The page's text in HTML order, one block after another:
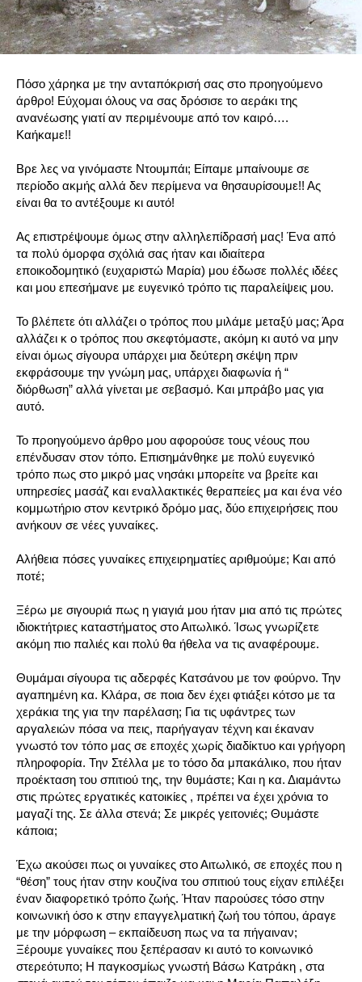
Πόσο χάρηκα με την ανταπόκρισή σας στο προηγούμενο
άρθρο! Εύχομαι όλους να σας δρόσισε το αεράκι της
ανανέωσης γιατί αν περιμένουμε από τον καιρό….
Καήκαμε!!
Βρε λες να γινόμαστε Ντουμπάι; Είπαμε μπαίνουμε σε
περίοδο ακμής αλλά δεν περίμενα να θησαυρίσουμε!! Ας
είναι θα το αντέξουμε κι αυτό!
Ας επιστρέψουμε όμως στην αλληλεπίδρασή μας! Ένα από
τα πολύ όμορφα σχόλιά σας ήταν και ιδιαίτερα
εποικοδομητικό (ευχαριστώ Μαρία) μου έδωσε πολλές ιδέες
και μου επεσήμανε με ευγενικό τρόπο τις παραλείψεις μου.
Το βλέπετε ότι αλλάζει ο τρόπος που μιλάμε μεταξύ μας; Άρα
αλλάζει κ ο τρόπος που σκεφτόμαστε, ακόμη κι αυτό να μην
είναι όμως σίγουρα υπάρχει μια δεύτερη σκέψη πριν
εκφράσουμε την γνώμη μας, υπάρχει διαφωνία ή “
διόρθωση” αλλά γίνεται με σεβασμό. Και μπράβο μας για
αυτό.
Το προηγούμενο άρθρο μου αφορούσε τους νέους που
επένδυσαν στον τόπο. Επισημάνθηκε με πολύ ευγενικό
τρόπο πως στο μικρό μας νησάκι μπορείτε να βρείτε και
υπηρεσίες μασάζ και εναλλακτικές θεραπείες μα και ένα νέο
κομμωτήριο στον κεντρικό δρόμο μας, δύο επιχειρήσεις που
ανήκουν σε νέες γυναίκες.
Αλήθεια πόσες γυναίκες επιχειρηματίες αριθμούμε; Και από
ποτέ;
Ξέρω με σιγουριά πως η γιαγιά μου ήταν μια από τις πρώτες
ιδιοκτήτριες καταστήματος στο Αιτωλικό. Ίσως γνωρίζετε
ακόμη πιο παλιές και πολύ θα ήθελα να τις αναφέρουμε.
Θυμάμαι σίγουρα τις αδερφές Κατσάνου με τον φούρνο. Την
αγαπημένη κα. Κλάρα, σε ποια δεν έχει φτιάξει κότσο με τα
χεράκια της για την παρέλαση; Για τις υφάντρες των
αργαλειών πόσα να πεις, παρήγαγαν τέχνη και έκαναν
γνωστό τον τόπο μας σε εποχές χωρίς διαδίκτυο και γρήγορη
πληροφορία. Την Στέλλα με το τόσο δα μπακάλικο, που ήταν
προέκταση του σπιτιού της, την θυμάστε; Και η κα. Διαμάντω
στις πρώτες εργατικές κατοικίες , πρέπει να έχει χρόνια το
μαγαζί της. Σε άλλα στενά; Σε μικρές γειτονιές; Θυμάστε
κάποια;
Έχω ακούσει πως οι γυναίκες στο Αιτωλικό, σε εποχές που η
“θέση” τους ήταν στην κουζίνα του σπιτιού τους είχαν επιλέξει
έναν διαφορετικό τρόπο ζωής. Ήταν παρούσες τόσο στην
κοινωνική όσο κ στην επαγγελματική ζωή του τόπου, άραγε
με την μόρφωση – εκπαίδευση πως να τα πήγαιναν;
Ξέρουμε γυναίκες που ξεπέρασαν κι αυτό το κοινωνικό
στερεότυπο; Η παγκοσμίως γνωστή Βάσω Κατράκη , στα